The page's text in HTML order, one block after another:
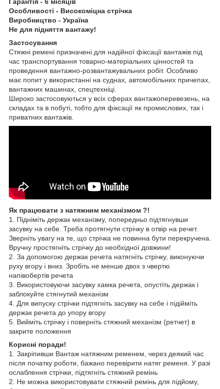
Особливості - Високоміцна стрічка
Виробництво - Україна
Не для підняття вантажу!
Застосування
Стяжні ремені призначені для надійної фіксації вантажів під
час транспортування товарно-матеріальних цінностей та
проведення вантажно-розвантажувальних робіт. Особливо
має попит у використанні на суднах, автомобільних причепах,
вантажних машинах, спецтехніці.
Широко застосовуються у всіх сферах вантажоперевезень, на
складах та в побуті, тобто для фіксації як промислових, так і
приватних вантажів.
Як працювати з натяжним механізмом ?!
1. Підніміть держак механізму, попередньо підтягнувши
засувку на себе. Треба протягнути стрічку в отвір на речет.
Зверніть увагу на те, що стрічка не повинна бути перекручена.
Вручну простягніть стрічку до необхідної довжини!
2. За допомогою держак речета натягніть стрічку, виконуючи
руху вгору і вниз. Зробіть не менше двох з чвертю
напівобертів речета
3. Використовуючи засувку хамка речета, опустіть держак і
заблокуйте стягнутий механізм
4. Для випуску стрічки підтягніть засувку на себе і підійміть
держак речета до упору вгору
5. Вийміть стрічку і поверніть стяжний механізм (ретчет) в
закрите положення
Корисні поради!
1. Закріпивши Вантаж натяжним ременем, через деякий час
після початку роботи, бажано перевірити натяг ременя. У разі
ослаблення стрічки, підтягніть стяжний ремінь
2. Не можна використовувати стяжний ремінь для підйому,